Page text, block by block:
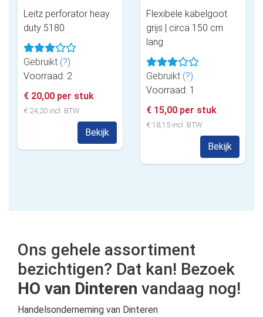
Leitz perforator heay
duty 5180
Gebruikt (?)
Voorraad: 2
€ 20,00 per stuk
€ 24,20 incl. BTW
Bekijk
Flexibele kabelgoot
grijs | circa 150 cm
lang
Gebruikt (?)
Voorraad: 1
€ 15,00 per stuk
€ 18,15 incl. BTW
Bekijk
Ons gehele assortiment
bezichtigen? Dat kan! Bezoek
HO van Dinteren vandaag nog!
Handelsonderneming van Dinteren